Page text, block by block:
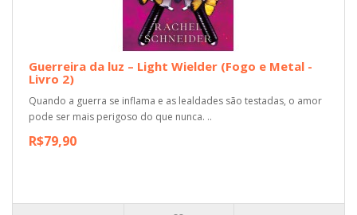
Guerreira da luz – Light Wielder (Fogo e Metal -
Livro 2)
Quando a guerra se inflama e as lealdades são testadas, o amor
pode ser mais perigoso do que nunca. ..
R$79,90